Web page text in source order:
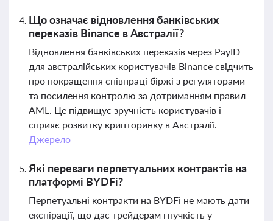
Що означає відновлення банківських
переказів Binance в Австралії?
Відновлення банківських переказів через PayID
для австралійських користувачів Binance свідчить
про покращення співпраці біржі з регуляторами
та посилення контролю за дотриманням правил
AML. Це підвищує зручність користувачів і
сприяє розвитку крипторинку в Австралії.
Джерело
Які переваги перпетуальних контрактів на
платформі BYDFi?
Перпетуальні контракти на BYDFi не мають дати
експірації, що дає трейдерам гнучкість у